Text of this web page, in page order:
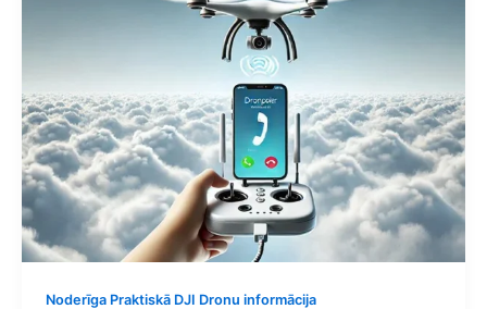
Noderīga Praktiskā DJI Dronu informācija